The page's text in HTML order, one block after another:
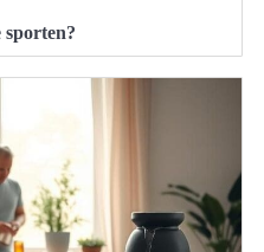
sporten?